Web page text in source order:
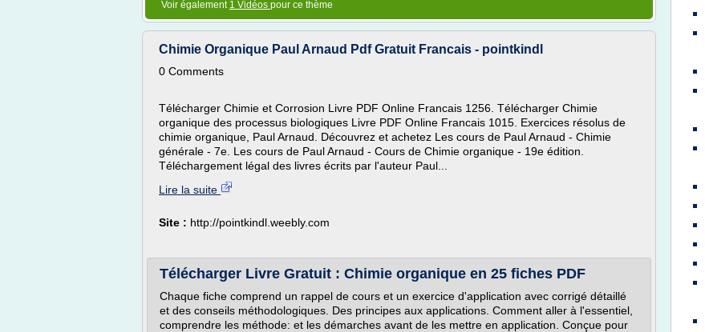
Voir également 1 Vidéos pour ce thème
Chimie Organique Paul Arnaud Pdf Gratuit Francais - pointkindl
0 Comments
Télécharger Chimie et Corrosion Livre PDF Online Francais 1256. Télécharger Chimie
organique des processus biologiques Livre PDF Online Francais 1015. Exercices résolus de
chimie organique, Paul Arnaud. Découvrez et achetez Les cours de Paul Arnaud - Chimie
générale - 7e. Les cours de Paul Arnaud - Cours de Chimie organique - 19e édition.
Téléchargement légal des livres écrits par l'auteur Paul...
Lire la suite
Site : http://pointkindl.weebly.com
Télécharger Livre Gratuit : Chimie organique en 25 fiches PDF
Chaque fiche comprend un rappel de cours et un exercice d'application avec corrigé détaillé
et des conseils méthodologiques. Des principes aux applications. Comment aller à l'essentiel,
comprendre les méthode: et les démarches avant de les mettre en application. Conçue pour